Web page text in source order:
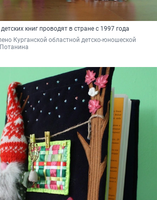
книг проводят в стране с 1997 года
Курганской областной детско-юношеской